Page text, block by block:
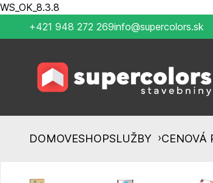
WS_OK_8.3.8
+421 948 272 269info@supercolors.sk
DOMOVESHOPSLUŽBY ›CENOVÁ